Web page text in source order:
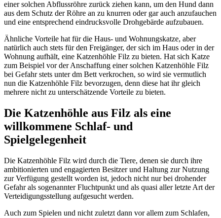
einer solchen Abflussröhre zurück ziehen kann, um den Hund dann
aus dem Schutz der Röhre an zu knurren oder gar auch anzufauchen
und eine entsprechend eindrucksvolle Drohgebärde aufzubauen.
Ähnliche Vorteile hat für die Haus- und Wohnungskatze, aber
natürlich auch stets für den Freigänger, der sich im Haus oder in der
Wohnung aufhält, eine Katzenhöhle Filz zu bieten. Hat sich Katze
zum Beispiel vor der Anschaffung einer solchen Katzenhöhle Filz
bei Gefahr stets unter dm Bett verkrochen, so wird sie vermutlich
nun die Katzenhöhle Filz bevorzugen, denn diese hat ihr gleich
mehrere nicht zu unterschätzende Vorteile zu bieten.
Die Katzenhöhle aus Filz als eine
willkommene Schlaf- und
Spielgelegenheit
Die Katzenhöhle Filz wird durch die Tiere, denen sie durch ihre
ambitionierten und engagierten Besitzer und Haltung zur Nutzung
zur Verfügung gestellt worden ist, jedoch nicht nur bei drohender
Gefahr als sogenannter Fluchtpunkt und als quasi aller letzte Art der
Verteidigungsstellung aufgesucht werden.
Auch zum Spielen und nicht zuletzt dann vor allem zum Schlafen,